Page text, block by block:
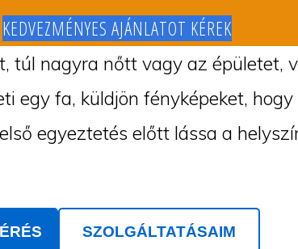
KEDVEZMÉNYES AJÁNLATOT KÉREK
túl nagyra nőtt vagy az épületet,
egy fa, küldjön fényképeket, hogy
egyeztetés előtt lássa a
SZOLGÁLTATÁSAIM